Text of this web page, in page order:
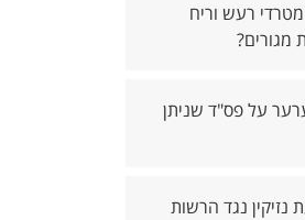
רעש וריח
מגורים?
על פס"ד שניתן
נזיקין נגד הרשות